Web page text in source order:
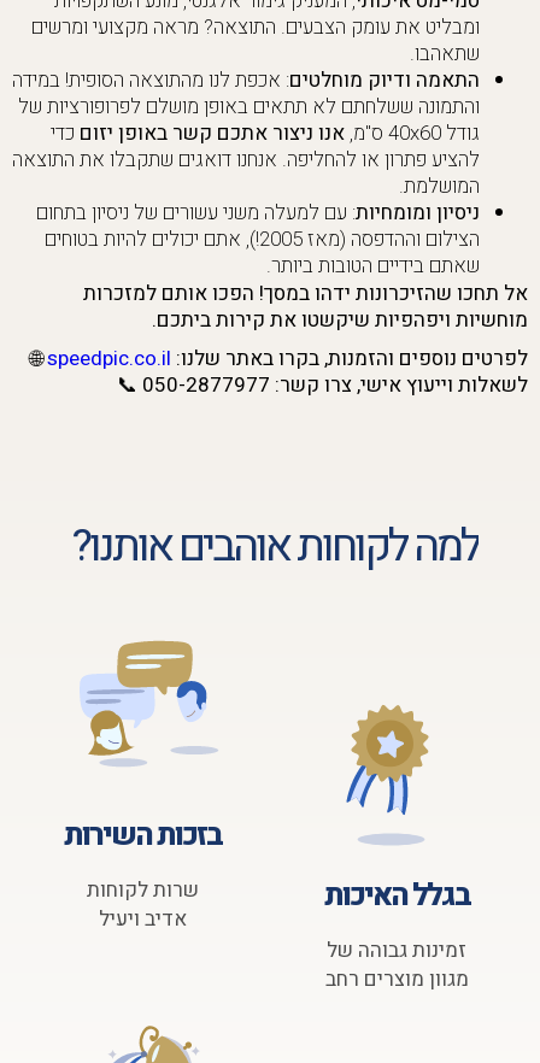
ומבליט את עומק הצבעים. התוצאה? מראה מקצועי ומרשים
שתאהבו.
התאמה ודיוק מוחלטים: אכפת לנו מהתוצאה הסופית! במידה
והתמונה ששלחתם לא תתאים באופן מושלם לפרופורציות של
גודל 40x60 ס"מ,
אנו ניצור אתכם קשר באופן יזום כדי
להציע פתרון או להחליפה. אנחנו דואגים שתקבלו את התוצאה
המושלמת.
ניסיון ומומחיות: עם למעלה משני עשורים של ניסיון בתחום
הצילום וההדפסה (מאז 2005!), אתם יכולים להיות בטוחים
שאתם בידיים הטובות ביותר.
אל תחכו שהזיכרונות ידהו במסך! הפכו אותם למזכרות
מוחשיות ויפהפיות שיקשטו את קירות ביתכם.
לפרטים נוספים והזמנות, בקרו באתר שלנו: speedpic.co.il
🌐
לשאלות וייעוץ אישי, צרו קשר: 050-2877977
📞
למה לקוחות אוהבים אותנו?
בגלל האיכות
זמינות גבוהה של
מגוון מוצרים רחב
בזכות השירות
שרות לקוחות
אדיב ויעיל